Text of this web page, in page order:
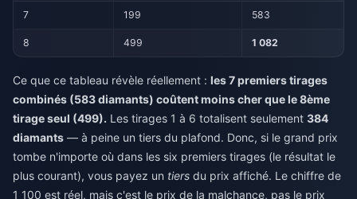
7 199 583
8 499 1 082
Ce que ce tableau révèle réellement : les 7 premiers tirages
combinés (583 diamants) coûtent moins cher que le 8ème
tirage seul (499). Les tirages 1 à 6 totalisent seulement 384
diamants — à peine un tiers du plafond. Donc, si le grand prix
tombe n'importe où dans les six premiers tirages (le résultat le
plus courant), vous payez un tiers du prix affiché. Le chiffre de
1 100 est réel, mais c'est le prix de la malchance, pas le prix